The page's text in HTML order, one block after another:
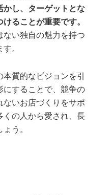
かし、ターゲットとな
ることが重要です。
ない独自の魅力を持つ
。
質的なビジョンを引
にすることで、競争の
ないお店づくりをサポ
くの人から愛され、長
う。